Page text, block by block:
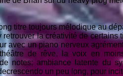
titre toujours mélodique au
retrouver la créativité de
avec un piano nerveux
de rêve, la voix en
notes; ambiance latente du
un peu long, pour